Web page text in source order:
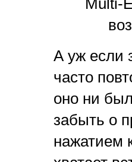
Multi-
А уж если
часто
оно ни
забыть о
нажатием